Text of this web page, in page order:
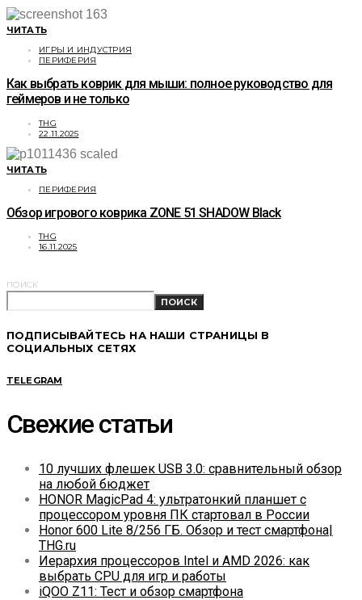
ЧИТАТЬ
ИГРЫ И ИНДУСТРИЯ
ПЕРИФЕРИЯ
Как выбрать коврик для мыши: полное руководство для
геймеров и не только
THG
22.11.2025
ЧИТАТЬ
ПЕРИФЕРИЯ
Обзор игрового коврика ZONE 51 SHADOW Black
THG
16.11.2025
ПОИСК
ПОИСК
ПОДПИСЫВАЙТЕСЬ НА НАШИ СТРАНИЦЫ В
СОЦИАЛЬНЫХ СЕТЯХ
TELEGRAM
Свежие статьи
10 лучших флешек USB 3.0: сравнительный обзор
на любой бюджет
HONOR MagicPad 4: ультратонкий планшет с
процессором уровня ПК стартовал в России
Honor 600 Lite 8/256 ГБ. Обзор и тест смартфона|
THG.ru
Иерархия процессоров Intel и AMD 2026: как
выбрать CPU для игр и работы
iQOO Z11: Тест и обзор смартфона